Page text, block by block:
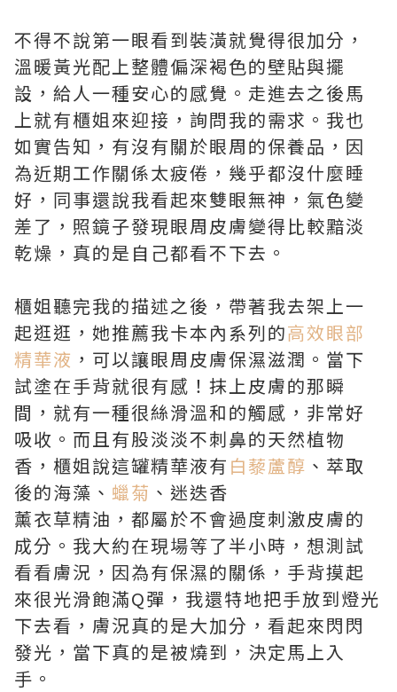
不得不說第一眼看到裝潢就覺得很加分，
溫暖黃光配上整體偏深褐色的壁貼與擺
設，給人一種安心的感覺。走進去之後馬
上就有櫃姐來迎接，詢問我的需求。我也
如實告知，有沒有關於眼周的保養品，因
為近期工作關係太疲倦，幾乎都沒什麼睡
好，同事還說我看起來雙眼無神，氣色變
差了，照鏡子發現眼周皮膚變得比較黯淡
乾燥，真的是自己都看不下去。
櫃姐聽完我的描述之後，帶著我去架上一
起逛逛，她推薦我卡本內系列的高效眼部
精華液 ，可以讓眼周皮膚保濕滋潤。當下
試塗在手背就很有感！抹上皮膚的那瞬
間，就有一種很絲滑溫和的觸感，非常好
吸收。而且有股淡淡不刺鼻的天然植物
香，櫃姐說這罐精華液有 白藜蘆醇 、萃取
後的海藻、 蠟菊 、迷迭香
薰衣草精油，都屬於不會過度刺激皮膚的
成分。我大約在現場等了半小時，想測試
看看膚況，因為有保濕的關係，手背摸起
來很光滑飽滿Q彈，我還特地把手放到燈光
下去看，膚況真的是大加分，看起來閃閃
發光，當下真的是被燒到，決定馬上入
手。